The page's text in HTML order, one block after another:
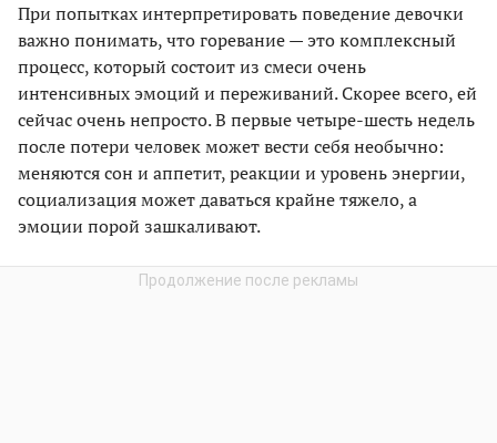
При попытках интерпретировать поведение девочки
важно понимать, что горевание — это комплексный
процесс, который состоит из смеси очень
интенсивных эмоций и переживаний. Скорее всего, ей
сейчас очень непросто. В первые четыре-шесть недель
после потери человек может вести себя необычно:
меняются сон и аппетит, реакции и уровень энергии,
социализация может даваться крайне тяжело, а
эмоции порой зашкаливают.